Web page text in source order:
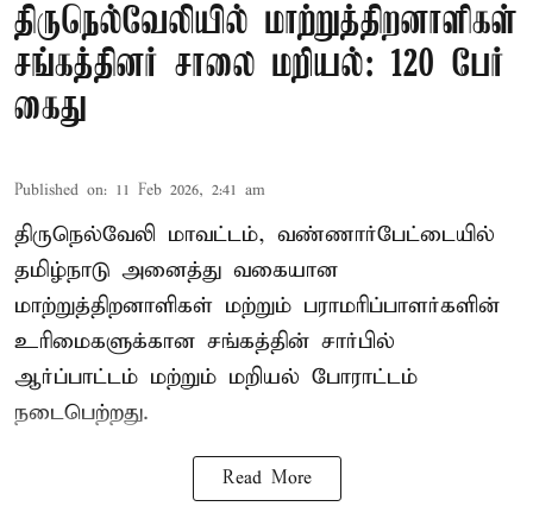
திருநெல்வேலியில் மாற்றுத்திறனாளிகள்
சங்கத்தினர் சாலை மறியல்: 120 பேர்
கைது
Published on: 11 Feb 2026, 2:41 am
திருநெல்வேலி மாவட்டம், வண்ணார்பேட்டையில்
தமிழ்நாடு அனைத்து வகையான
மாற்றுத்திறனாளிகள் மற்றும் பராமரிப்பாளர்களின்
உரிமைகளுக்கான சங்கத்தின் சார்பில்
ஆர்ப்பாட்டம் மற்றும் மறியல் போராட்டம்
நடைபெற்றது.
Read More